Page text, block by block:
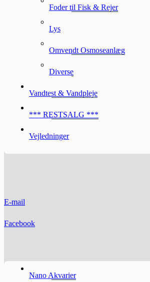
Foder til Fisk & Rejer
Lys
Omvendt Osmoseanlæg
Diverse
Vandtest & Vandpleje
*** RESTSALG ***
Vejledninger
E-mail
Facebook
Nano Akvarier